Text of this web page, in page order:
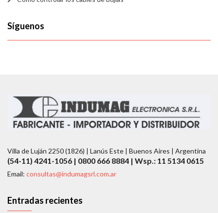
Síguenos
Villa de Luján 2250 (1826) | Lanús Este | Buenos Aires | Argentina
(54-11) 4241-1056 | 0800 666 8884 | Wsp.: 11 5134 0615
Email: consultas@indumagsrl.com.ar
Entradas recientes